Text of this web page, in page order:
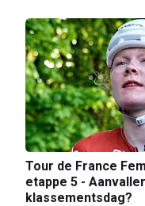
Tour de France
etappe 5 -
klassementsdag?